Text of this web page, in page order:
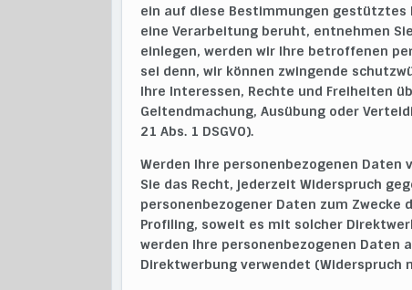
ein auf diese Bestimmungen gestütztes
eine Verarbeitung beruht, entnehmen
einlegen, werden wir Ihre betroffenen
sei denn, wir können zwingende
Ihre Interessen, Rechte und Freiheiten
Geltendmachung, Ausübung oder
21 Abs. 1 DSGVO).
Werden Ihre personenbezogenen
Sie das Recht, jederzeit Widerspruch
personenbezogener Daten zum
Profiling, soweit es mit solcher
werden Ihre personenbezogenen Daten
Direktwerbung verwendet (Widerspruch